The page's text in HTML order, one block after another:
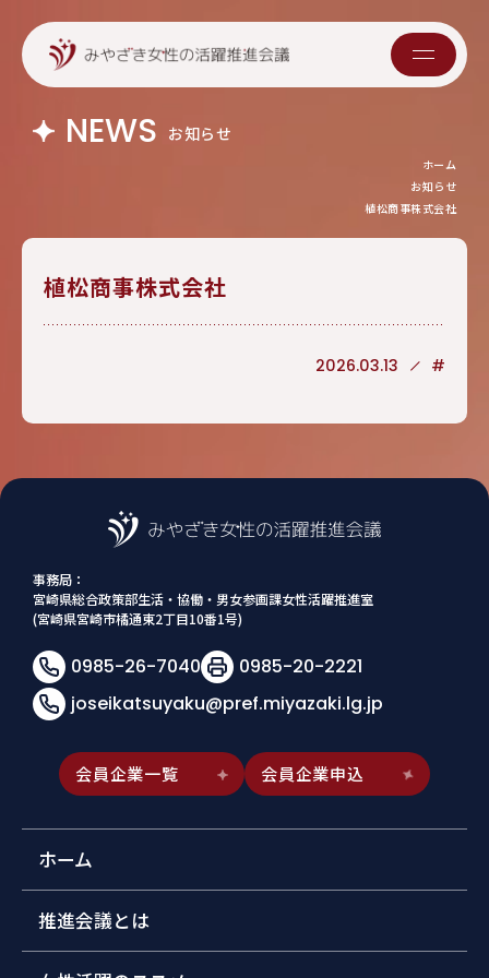
NEWS お知らせ
ホーム
お知らせ
植松商事株式会社
植松商事株式会社
2026.03.13 #
事務局：
宮崎県総合政策部生活・協働・男女参画課女性活躍推進室
(宮崎県宮崎市橘通東2丁目10番1号)
0985-26-7040
0985-20-2221
joseikatsuyaku@pref.miyazaki.lg.jp
会員企業一覧 会員企業申込
ホーム
推進会議とは